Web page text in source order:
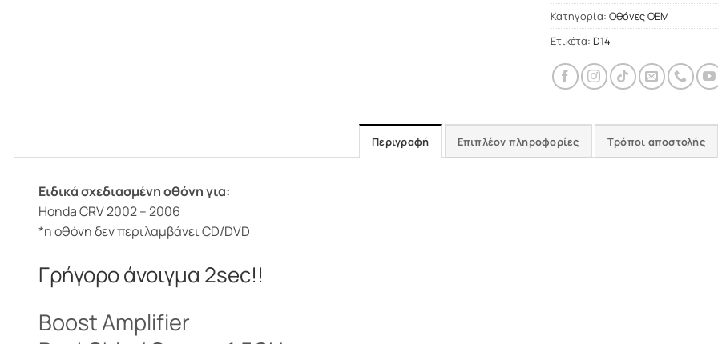
Κατηγορία: Οθόνες OEM
Ετικέτα: D14
Περιγραφή Επιπλέον πληροφορίες Τρόποι αποστολής
Ειδικά σχεδιασμένη οθόνη για:
Honda CRV 2002 – 2006
*η οθόνη δεν περιλαμβάνει CD/DVD
Γρήγορο άνοιγμα 2sec!!
Boost Amplifier